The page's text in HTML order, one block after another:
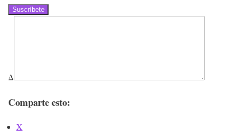
Suscríbete
Δ
Comparte esto:
X